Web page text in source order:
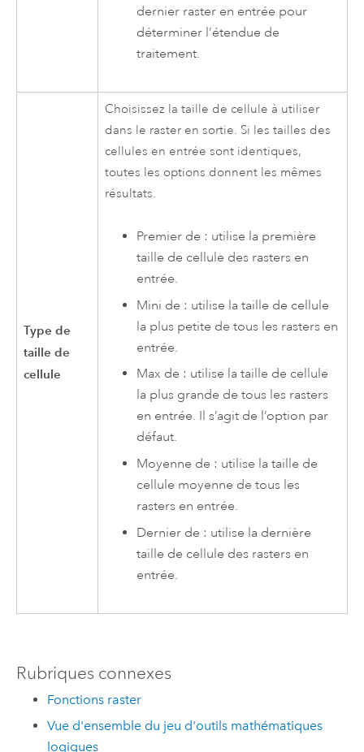
dernier raster en entrée pour
déterminer l’étendue de
traitement.
Type de
taille de
cellule
Choisissez la taille de cellule à utiliser
dans le raster en sortie. Si les tailles des
cellules en entrée sont identiques,
toutes les options donnent les mêmes
résultats.
Premier de : utilise la première
taille de cellule des rasters en
entrée.
Mini de : utilise la taille de cellule
la plus petite de tous les rasters en
entrée.
Max de : utilise la taille de cellule
la plus grande de tous les rasters
en entrée. Il s’agit de l’option par
défaut.
Moyenne de : utilise la taille de
cellule moyenne de tous les
rasters en entrée.
Dernier de : utilise la dernière
taille de cellule des rasters en
entrée.
Rubriques connexes
Fonctions raster
Vue d'ensemble du jeu d'outils mathématiques
logiques